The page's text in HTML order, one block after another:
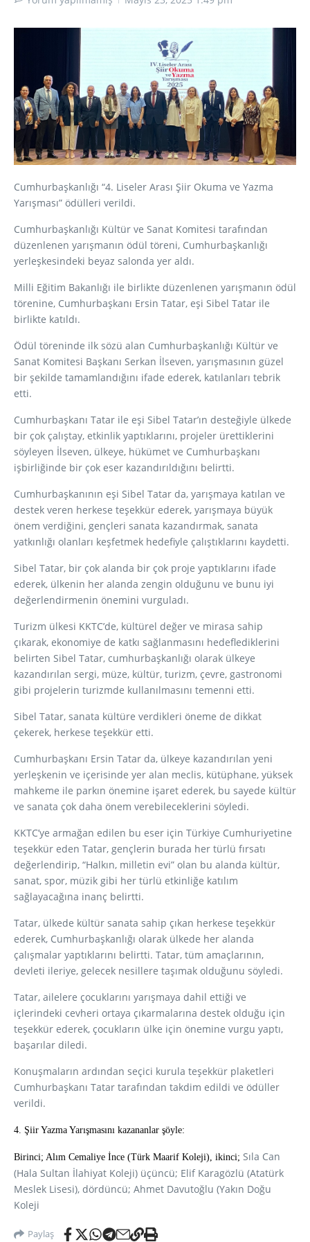
Cumhurbaşkanlığı “4. Liseler Arası Şiir Okuma ve Yazma
Yarışması” ödülleri verildi.
Cumhurbaşkanlığı Kültür ve Sanat Komitesi tarafından
düzenlenen yarışmanın ödül töreni, Cumhurbaşkanlığı
yerleşkesindeki beyaz salonda yer aldı.
Milli Eğitim Bakanlığı ile birlikte düzenlenen yarışmanın ödül
törenine, Cumhurbaşkanı Ersin Tatar, eşi Sibel Tatar ile
birlikte katıldı.
Ödül töreninde ilk sözü alan Cumhurbaşkanlığı Kültür ve
Sanat Komitesi Başkanı Serkan İlseven, yarışmasının güzel
bir şekilde tamamlandığını ifade ederek, katılanları tebrik
etti.
Cumhurbaşkanı Tatar ile eşi Sibel Tatar’ın desteğiyle ülkede
bir çok çalıştay, etkinlik yaptıklarını, projeler ürettiklerini
söyleyen İlseven, ülkeye, hükümet ve Cumhurbaşkanı
işbirliğinde bir çok eser kazandırıldığını belirtti.
Cumhurbaşkanının eşi Sibel Tatar da, yarışmaya katılan ve
destek veren herkese teşekkür ederek, yarışmaya büyük
önem verdiğini, gençleri sanata kazandırmak, sanata
yatkınlığı olanları keşfetmek hedefiyle çalıştıklarını kaydetti.
Sibel Tatar, bir çok alanda bir çok proje yaptıklarını ifade
ederek, ülkenin her alanda zengin olduğunu ve bunu iyi
değerlendirmenin önemini vurguladı.
Turizm ülkesi KKTC’de, kültürel değer ve mirasa sahip
çıkarak, ekonomiye de katkı sağlanmasını hedeflediklerini
belirten Sibel Tatar, cumhurbaşkanlığı olarak ülkeye
kazandırılan sergi, müze, kültür, turizm, çevre, gastronomi
gibi projelerin turizmde kullanılmasını temenni etti.
Sibel Tatar, sanata kültüre verdikleri öneme de dikkat
çekerek, herkese teşekkür etti.
Cumhurbaşkanı Ersin Tatar da, ülkeye kazandırılan yeni
yerleşkenin ve içerisinde yer alan meclis, kütüphane, yüksek
mahkeme ile parkın önemine işaret ederek, bu sayede kültür
ve sanata çok daha önem verebileceklerini söyledi.
KKTC’ye armağan edilen bu eser için Türkiye Cumhuriyetine
teşekkür eden Tatar, gençlerin burada her türlü fırsatı
değerlendirip, “Halkın, milletin evi” olan bu alanda kültür,
sanat, spor, müzik gibi her türlü etkinliğe katılım
sağlayacağına inanç belirtti.
Tatar, ülkede kültür sanata sahip çıkan herkese teşekkür
ederek, Cumhurbaşkanlığı olarak ülkede her alanda
çalışmalar yaptıklarını belirtti. Tatar, tüm amaçlarının,
devleti ileriye, gelecek nesillere taşımak olduğunu söyledi.
Tatar, ailelere çocuklarını yarışmaya dahil ettiği ve
içlerindeki cevheri ortaya çıkarmalarına destek olduğu için
teşekkür ederek, çocukların ülke için önemine vurgu yaptı,
başarılar diledi.
Konuşmaların ardından seçici kurula teşekkür plaketleri
Cumhurbaşkanı Tatar tarafından takdim edildi ve ödüller
verildi.
4. Şiir Yazma Yarışmasını kazananlar şöyle:
Birinci; Alım Cemaliye İnce (Türk Maarif Koleji), ikinci; Sıla Can
(Hala Sultan İlahiyat Koleji) üçüncü; Elif Karagözlü (Atatürk
Meslek Lisesi), dördüncü; Ahmet Davutoğlu (Yakın Doğu
Koleji
Paylaş